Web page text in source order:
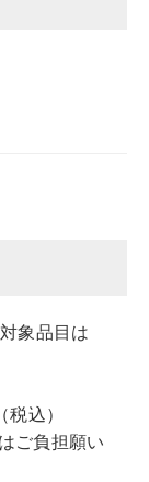
象品目は
込）
ご負担願い